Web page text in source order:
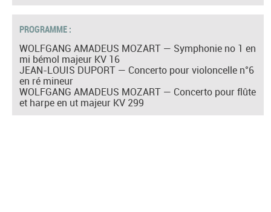
PROGRAMME :
WOLFGANG AMADEUS MOZART — Symphonie no 1 en
mi bémol majeur KV 16
JEAN-LOUIS DUPORT — Concerto pour violoncelle n°6
en ré mineur
WOLFGANG AMADEUS MOZART — Concerto pour flûte
et harpe en ut majeur KV 299